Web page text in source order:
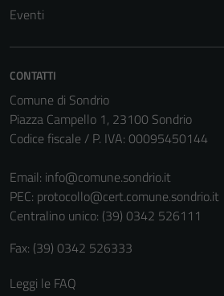
Eventi
CONTATTI
Comune di Sondrio
Piazza Campello 1, 23100 Sondrio
Codice fiscale / P. IVA: 00095450144
Email: info@comune.sondrio.it
PEC: protocollo@cert.comune.sondrio.it
Centralino unico: (39) 0342 526111
Fax: (39) 0342 526333
Leggi le FAQ